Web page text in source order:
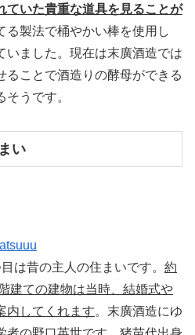
ていた貴重な道具を見ることが
る製法で桶やかい棒を使用し
いました。現在は末廣酒造では
ることで酒造りの酵母ができる
うです。
い
は昔の主人の住まいです。 約
建ての建物は当時、結婚式や
内してくれます。末廣酒造にゆ